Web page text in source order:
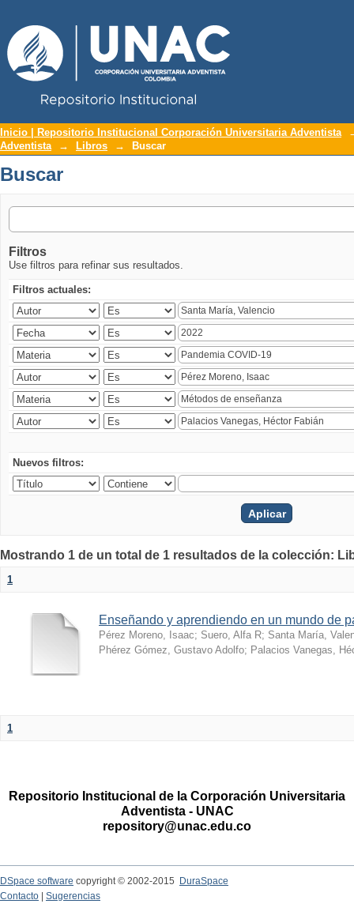
Buscar
Inicio | Repositorio Institucional Corporación Universitaria Adventista
Adventista
→ Libros → Buscar
Buscar
Filtros
Use filtros para refinar sus resultados.
Filtros actuales:
Nuevos filtros:
Mostrando 1 de un total de 1 resultados de la colección:
1
Enseñando y aprendiendo en un mundo de
Pérez Moreno, Isaac; Suero, Alfa R; Santa María,
Phérez Gómez, Gustavo Adolfo; Palacios Vanegas,
1
Repositorio Institucional de la Corporación Universitaria
Adventista - UNAC
repository@unac.edu.co
DSpace software copyright © 2002-2015
DuraSpace
Contacto
Sugerencias